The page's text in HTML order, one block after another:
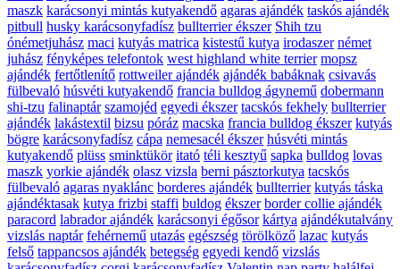
maszk karácsonyi mintás kutyakendő agaras ajándék taskós ajándék
pitbull husky karácsonyfadísz bullterrier ékszer Shih tzu
ónémetjuhász maci kutyás matrica kistestű kutya irodaszer német
juhász fényképes telefontok west highland white terrier mopsz
ajándék fertőtlenítő rottweiler ajándék ajándék babáknak csivavás
fülbevaló húsvéti kutyakendő francia bulldog ágynemű dobermann
shi-tzu falinaptár szamojéd egyedi ékszer tacskós fekhely bullterrier
ajándék lakástextil bizsu póráz macska francia bulldog ékszer kutyás
bögre karácsonyfadísz cápa nemesacél ékszer húsvéti mintás
kutyakendő plüss sminktükör itató téli kesztyű sapka bulldog lovas
maszk yorkie ajándék olasz vizsla berni pásztorkutya tacskós
fülbevaló agaras nyaklánc borderes ajándék bullterrier kutyás táska
ajándéktasak kutya frizbi staffi buldog ékszer border collie ajándék
paracord labrador ajándék karácsonyi égősor kártya ajándékutalvány
vizslás naptár fehérnemű utazás egészség törölköző lazac kutyás
felső tappancsos ajándék betegség egyedi kendő vizslás